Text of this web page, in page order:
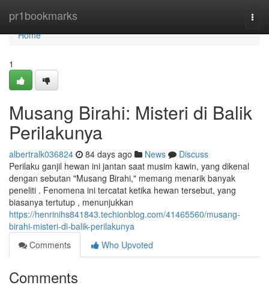
pr1bookmarks
Home
Home
1
Musang Birahi: Misteri di Balik
Perilakunya
albertralk036824 84 days ago News
Discuss
Perilaku ganjil hewan ini jantan saat musim kawin, yang dikenal
dengan sebutan "Musang Birahi," memang menarik banyak
peneliti . Fenomena ini tercatat ketika hewan tersebut, yang
biasanya tertutup , menunjukkan
https://henrinihs841843.techionblog.com/41465560/musang-
birahi-misteri-di-balik-perilakunya
Comments
Who Upvoted
Comments